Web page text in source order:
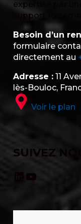
expertise par
support
Besoin d’un
formulaire
directement au
Adresse : 11
lès-Bouloc,
Voir le plan
SUIVEZ
YouTube